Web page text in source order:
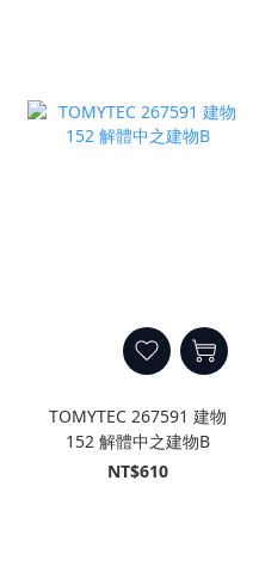
TOMYTEC 267591 建物
152 解體中之建物B
NT$610